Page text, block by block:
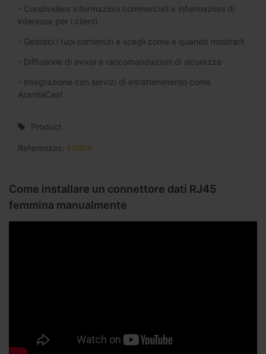
- Condividere informazioni commerciali e informazioni di
interesse per i clienti
- Gestisci i tuoi contenuti e scegli come e quando mostrarli
- Diffusione di avvisi e raccomandazioni di sicurezza
- Integrazione con servizi di intrattenimento come
ArantiaCast
Product
Referenzas: 831816
Come installare un connettore dati RJ45
femmina manualmente